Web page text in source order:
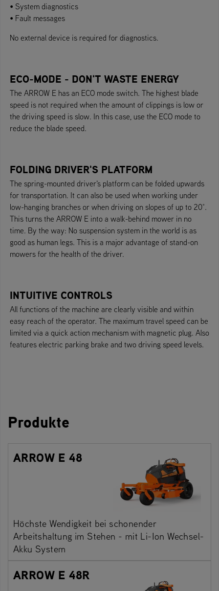
• System diagnostics
• Fault messages
No external device is required for diagnostics.
ECO-MODE - DON'T WASTE ENERGY
The ARROW E has an ECO mode switch. The highest blade
speed is not required when the amount of clippings is low or
the driving speed is slow. In this case, use the ECO mode to
reduce the blade speed.
FOLDING DRIVER'S PLATFORM
The spring-mounted driver's platform can be folded upwards
for transportation. It can also be used when working under
low-hanging branches or when driving on slopes of up to 20°.
This turns the ARROW E into a walk-behind mower in no
time. By the way: No suspension system in the world is as
good as human legs. This is a major advantage of stand-on
mowers for the health of the driver.
INTUITIVE CONTROLS
All functions of the machine are clearly visible and within
easy reach of the operator. The maximum travel speed can be
limited via a quick action mechanism with magnetic plug. Also
features electric parking brake and two driving speed levels.
Produkte
ARROW E 48
Höchste Wendigkeit bei schonender
Arbeitshaltung im Stehen - mit Li-Ion Wechsel-
Akku System
ARROW E 48R